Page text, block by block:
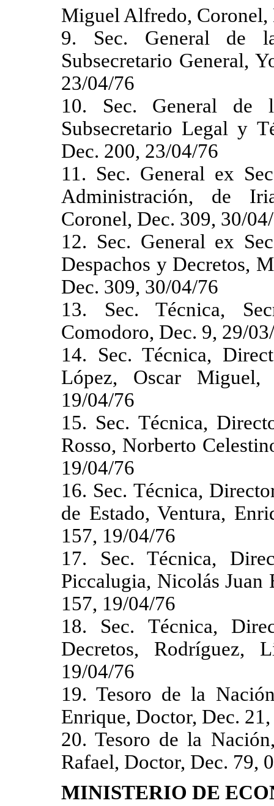
Miguel Alfredo, Coronel,
9. Sec. General de
Subsecretario General,
23/04/76
10. Sec. General de
Subsecretario Legal y
Dec. 200, 23/04/76
11. Sec. General ex
Administración, de
Coronel, Dec. 309, 30/
12. Sec. General ex
Despachos y Decretos,
Dec. 309, 30/04/76
13. Sec. Técnica,
Comodoro, Dec. 9, 29/
14. Sec. Técnica,
López, Oscar Miguel,
19/04/76
15. Sec. Técnica,
Rosso, Norberto
19/04/76
16. Sec. Técnica,
de Estado, Ventura,
157, 19/04/76
17. Sec. Técnica,
Piccalugia, Nicolás Juan
157, 19/04/76
18. Sec. Técnica,
Decretos, Rodríguez,
19/04/76
19. Tesoro de la
Enrique, Doctor, Dec.
20. Tesoro de la
Rafael, Doctor, Dec. 79,
MINISTERIO DE